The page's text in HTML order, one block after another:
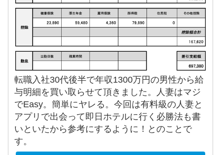
転職入社30代後半で年収1300万円の男性から給
与明細を買い取らせて頂きました。人妻はマジ
でEasy。簡単にヤレる。今回は有料級の人妻と
アプリで出会って即日ホテルに行く必勝法も書
いといたから参考にするように！とのことで
す。